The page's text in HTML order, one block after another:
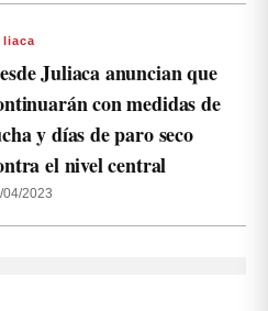
Juliaca anuncian que
con medidas de
y días de paro seco
el nivel central
04/2023